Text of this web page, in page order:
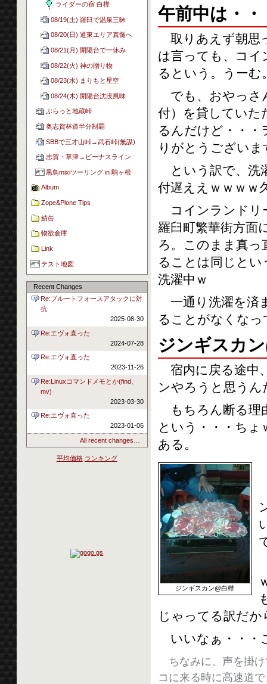
ライダーの宿 白樺
08/19(土) 羅臼で温泉三昧
08/20(日) 道東エリア真髄へ
08/21(月) 開陽台で一休み
08/22(火) 神の贈り物
08/23(水) まりもと星空
08/24(木) 開陽台沈没風味
ぶらっと地蔵峠
奥志賀林道半分制覇
SBBで三才山峠→武石峠(無謀)
志賀・草津→ビーナスライン
黒鳥mixiツーリング in 駒ヶ根
Album
Zope&Plone Tips
鯖缶
物欲倉庫
Link
テスト地図
Recent Changes
Re:ブルートフォースアタックに対
抗
2025-08-30
Re:エヴォ直った
2024-07-28
Re:エヴォ直った
2023-11-26
Re:Linuxコマンドメモとか(find、
mv)
2023-03-30
Re:エヴォ直った
2023-01-06
All recent changes…
平均価格 ランキング
午前中は・・
取りあえず朝思
は言っても、コ
るという。うー
でも、おやっさ
付）を貸していた
るんだけど・・・
りがとうござい
という訳で、洗
付遅ええｗｗｗｗ
コインランドリ
羅臼町繁華街方面
ろ。このまま真っ
ることは同じとい
洗濯中ｗ
一通り洗濯を済
ることがなくな
ジンギスカ
宿内に戻る途中
ンやろうと思う
もちろん断る理
という・・・ち
ある。
ジンギスカン@白樺
じゃってる訳だ
いいなぁ・・・
ちなみに、声を掛け
コに来る時に高速道